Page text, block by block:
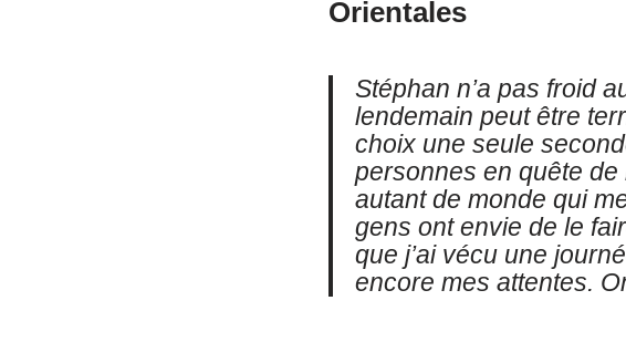
Orientales
Stéphan n’a pas froid
lendemain peut être
choix une seule
personnes en quête de
autant de monde qui
gens ont envie de le
que j’ai vécu une
encore mes attentes. O